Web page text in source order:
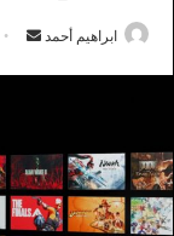
ابراهيم أحمد
أرسل